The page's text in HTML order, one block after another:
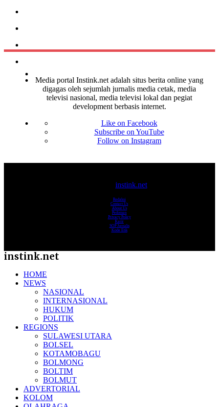
Media portal Instink.net adalah situs berita online yang
digagas oleh sejumlah jurnalis media cetak, media
televisi nasional, media televisi lokal dan pegiat
development berbasis internet.
Like on Facebook
Subscribe on YouTube
Follow on Instagram
instink.net
Redaksi
Contact Us
About Us
Pedoman
Privacy Policy
Karir
SOP Jurnalis
Kode Etik
instink.net
HOME
NEWS
NASIONAL
INTERNASIONAL
HUKUM
POLITIK
REGIONS
SULAWESI UTARA
BOLSEL
KOTAMOBAGU
BOLMONG
BOLTIM
BOLMUT
ADVERTORIAL
KOLOM